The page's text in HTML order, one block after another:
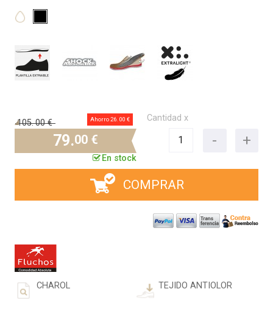
105.00 € Ahorro 26. 00 €
79.00 €
En stock
Cantidad x
COMPRAR
CHAROL TEJIDO ANTIOLOR